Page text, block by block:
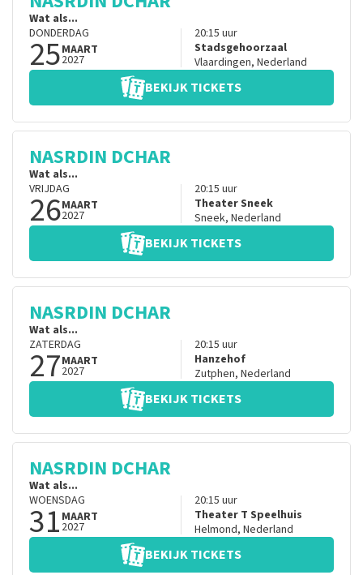
Wat als...
DONDERDAG
25MAART
2027
20:15 uur
Stadsgehoorzaal
Vlaardingen, Nederland
BEKIJK TICKETS
NASRDIN DCHAR
Wat als...
VRIJDAG
26MAART
2027
20:15 uur
Theater Sneek
Sneek, Nederland
BEKIJK TICKETS
NASRDIN DCHAR
Wat als...
ZATERDAG
27MAART
2027
20:15 uur
Hanzehof
Zutphen, Nederland
BEKIJK TICKETS
NASRDIN DCHAR
Wat als...
WOENSDAG
31 MAART
2027
20:15 uur
Theater T Speelhuis
Helmond, Nederland
BEKIJK TICKETS